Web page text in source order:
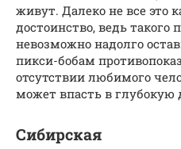
живут. Далеко не все это
достоинство, ведь
невозможно надолго
пикси-бобам
отсутствии любимого
может впасть в глубокую
Сибирская